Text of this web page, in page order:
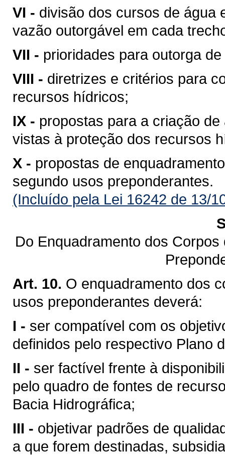
VI - divisão dos cursos de água
vazão outorgável em cada
VII - prioridades para outorga
VIII - diretrizes e critérios para
recursos hídricos;
IX - propostas para a criação
vistas à proteção dos recursos
X - propostas de
segundo usos preponderantes.
(Incluído pela Lei 16242 de 13/
Do Enquadramento dos
Art. 10. O enquadramento dos
usos preponderantes deverá:
I - ser compatível com os
definidos pelo respectivo Plano
II - ser factível frente à
pelo quadro de fontes de
Bacia Hidrográfica;
III - objetivar padrões de
a que forem destinadas,